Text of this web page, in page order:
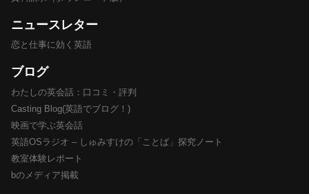
ニュースレター
恋と仕事に効く英語
ブログ
わたしの英会話：口コミ・評判
Casting Blog(英語でブログ！)
映画で学ぶ英会話
英語OSラジオ – しゅみすけの「ことば」探究ノート
教室体験レポート
bのメディア掲載